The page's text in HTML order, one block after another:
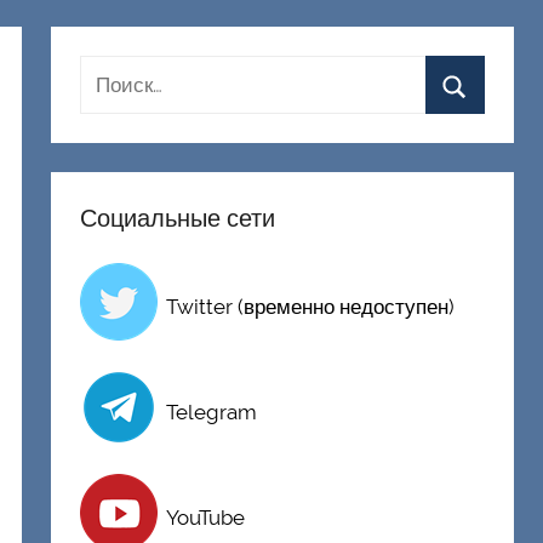
Социальные сети
Twitter (временно недоступен)
Telegram
YouTube